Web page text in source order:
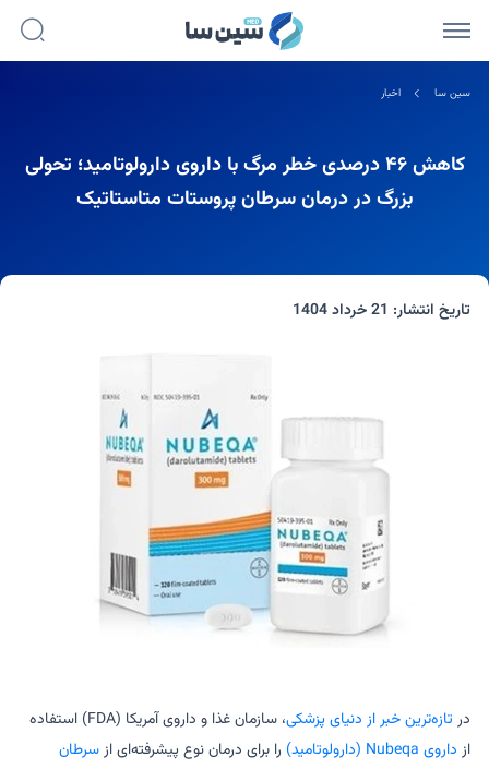
سین سا اخبار
کاهش ۴۶ درصدی خطر مرگ با داروی دارولوتامید؛ تحولی
بزرگ در درمان سرطان پروستات متاستاتیک
تاریخ انتشار: 21 خرداد 1404
در تازه‌ترین خبر از دنیای پزشکی
، سازمان غذا و داروی آمریکا (FDA) استفاده
از داروی Nubeqa (دارولوتامید) را برای درمان نوع پیشرفته‌ای ازسرطان